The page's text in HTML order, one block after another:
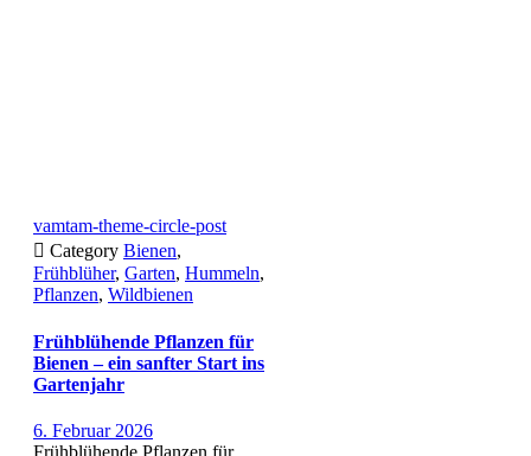
vamtam-theme-circle-post
 Category Bienen,
Frühblüher, Garten, Hummeln,
Pflanzen, Wildbienen
Frühblühende Pflanzen für
Bienen – ein sanfter Start ins
Gartenjahr
6. Februar 2026
Frühblühende Pflanzen für